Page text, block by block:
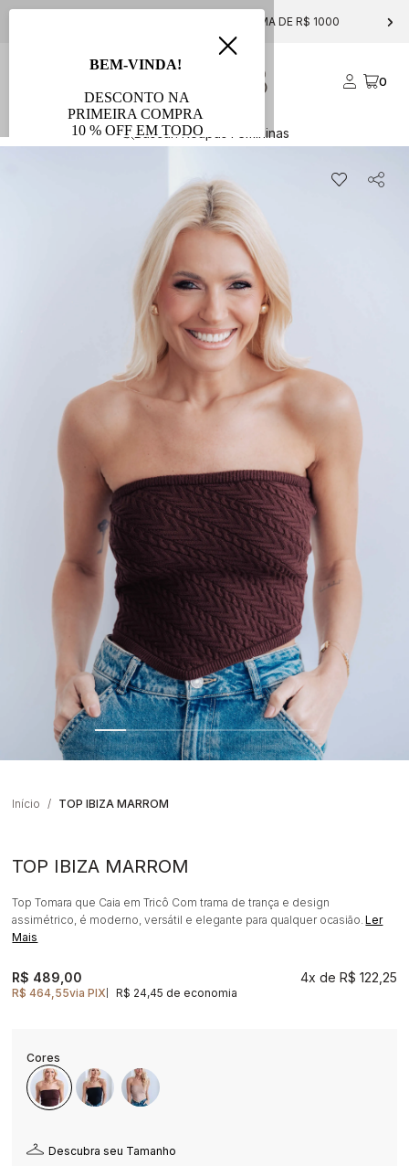
FRETE GRÁTIS PARA COMPRAS ACIMA DE R$ 1000
0
Início TOP IBIZA MARROM
TOP IBIZA MARROM
Top Tomara que Caia em Tricô Com trama de trança e design
assimétrico, é moderno, versátil e elegante para qualquer ocasião.Ler
Mais
R$ 464,55via PIX R$ 24,45 de economia
R$ 489,00 4x R$ 122,25
Descubra seu Tamanho